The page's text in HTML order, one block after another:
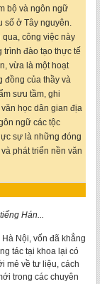
an East Asian
Media
Group
bộ và ngôn ngữ
số ở Tây nguyên.
công việc này
đào tạo thực tế
vừa là một hoạt
đồng của thầy và
sưu tầm, ghi
học dân gian địa
ngữ các tộc
sự là những đóng
phát triển nền văn
Hán...
Nội, vốn đã khẳng
tác tại khoa lại có
mẻ về tư liệu, cách
trong các chuyên